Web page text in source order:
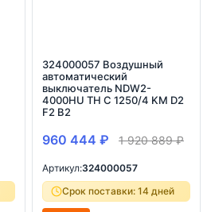
324000057 Воздушный
автоматический
выключатель NDW2-
4000HU TH C 1250/4 KM D2
F2 B2
960 444 ₽ 1 920 889₽
Артикул:324000057
Срок поставки: 14 дней